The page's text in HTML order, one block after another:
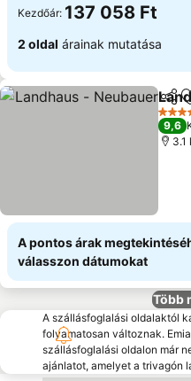
Kezdőár: 137 058 Ft
2 oldal árainak mutatása
5
9,6
3.1
A pontos árak
válasszon dátumokat
Több
A szállásfoglalási oldalaktól
folyamatosan változnak.
szállásfoglalási oldalon már
ajánlatot, amelyet a trivagón